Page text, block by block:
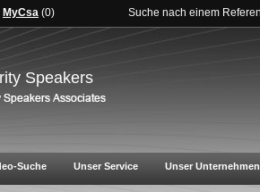
MyCsa (0) Suche nach einem
Speakers
Suche Unser Service Unser Unternehmen